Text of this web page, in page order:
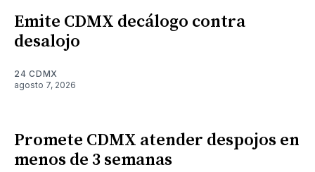
Emite CDMX decálogo contra
desalojo
24 CDMX
agosto 7, 2026
Promete CDMX atender despojos en
menos de 3 semanas